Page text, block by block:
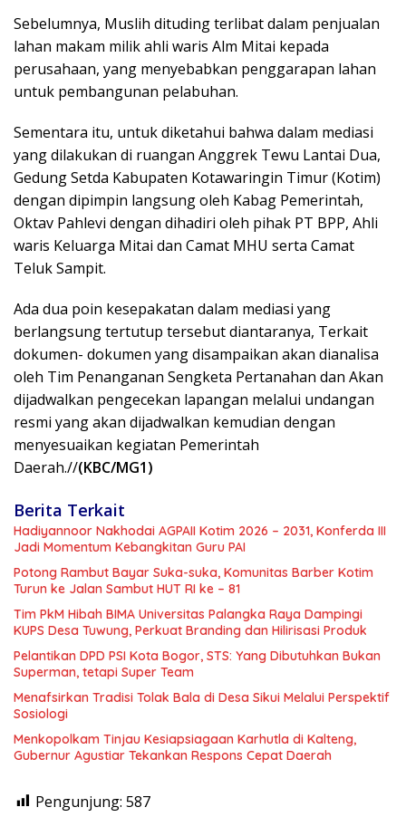
Sebelumnya, Muslih dituding terlibat dalam penjualan
lahan makam milik ahli waris Alm Mitai kepada
perusahaan, yang menyebabkan penggarapan lahan
untuk pembangunan pelabuhan.
Sementara itu, untuk diketahui bahwa dalam mediasi
yang dilakukan di ruangan Anggrek Tewu Lantai Dua,
Gedung Setda Kabupaten Kotawaringin Timur (Kotim)
dengan dipimpin langsung oleh Kabag Pemerintah,
Oktav Pahlevi dengan dihadiri oleh pihak PT BPP, Ahli
waris Keluarga Mitai dan Camat MHU serta Camat
Teluk Sampit.
Ada dua poin kesepakatan dalam mediasi yang
berlangsung tertutup tersebut diantaranya, Terkait
dokumen- dokumen yang disampaikan akan dianalisa
oleh Tim Penanganan Sengketa Pertanahan dan Akan
dijadwalkan pengecekan lapangan melalui undangan
resmi yang akan dijadwalkan kemudian dengan
menyesuaikan kegiatan Pemerintah
Daerah.//(KBC/MG1)
Berita Terkait
Hadiyannoor Nakhodai AGPAII Kotim 2026 – 2031, Konferda III
Jadi Momentum Kebangkitan Guru PAI
Potong Rambut Bayar Suka-suka, Komunitas Barber Kotim
Turun ke Jalan Sambut HUT RI ke – 81
Tim PkM Hibah BIMA Universitas Palangka Raya Dampingi
KUPS Desa Tuwung, Perkuat Branding dan Hilirisasi Produk
Pelantikan DPD PSI Kota Bogor, STS: Yang Dibutuhkan Bukan
Superman, tetapi Super Team
Menafsirkan Tradisi Tolak Bala di Desa Sikui Melalui Perspektif
Sosiologi
Menkopolkam Tinjau Kesiapsiagaan Karhutla di Kalteng,
Gubernur Agustiar Tekankan Respons Cepat Daerah
Pengunjung: 587